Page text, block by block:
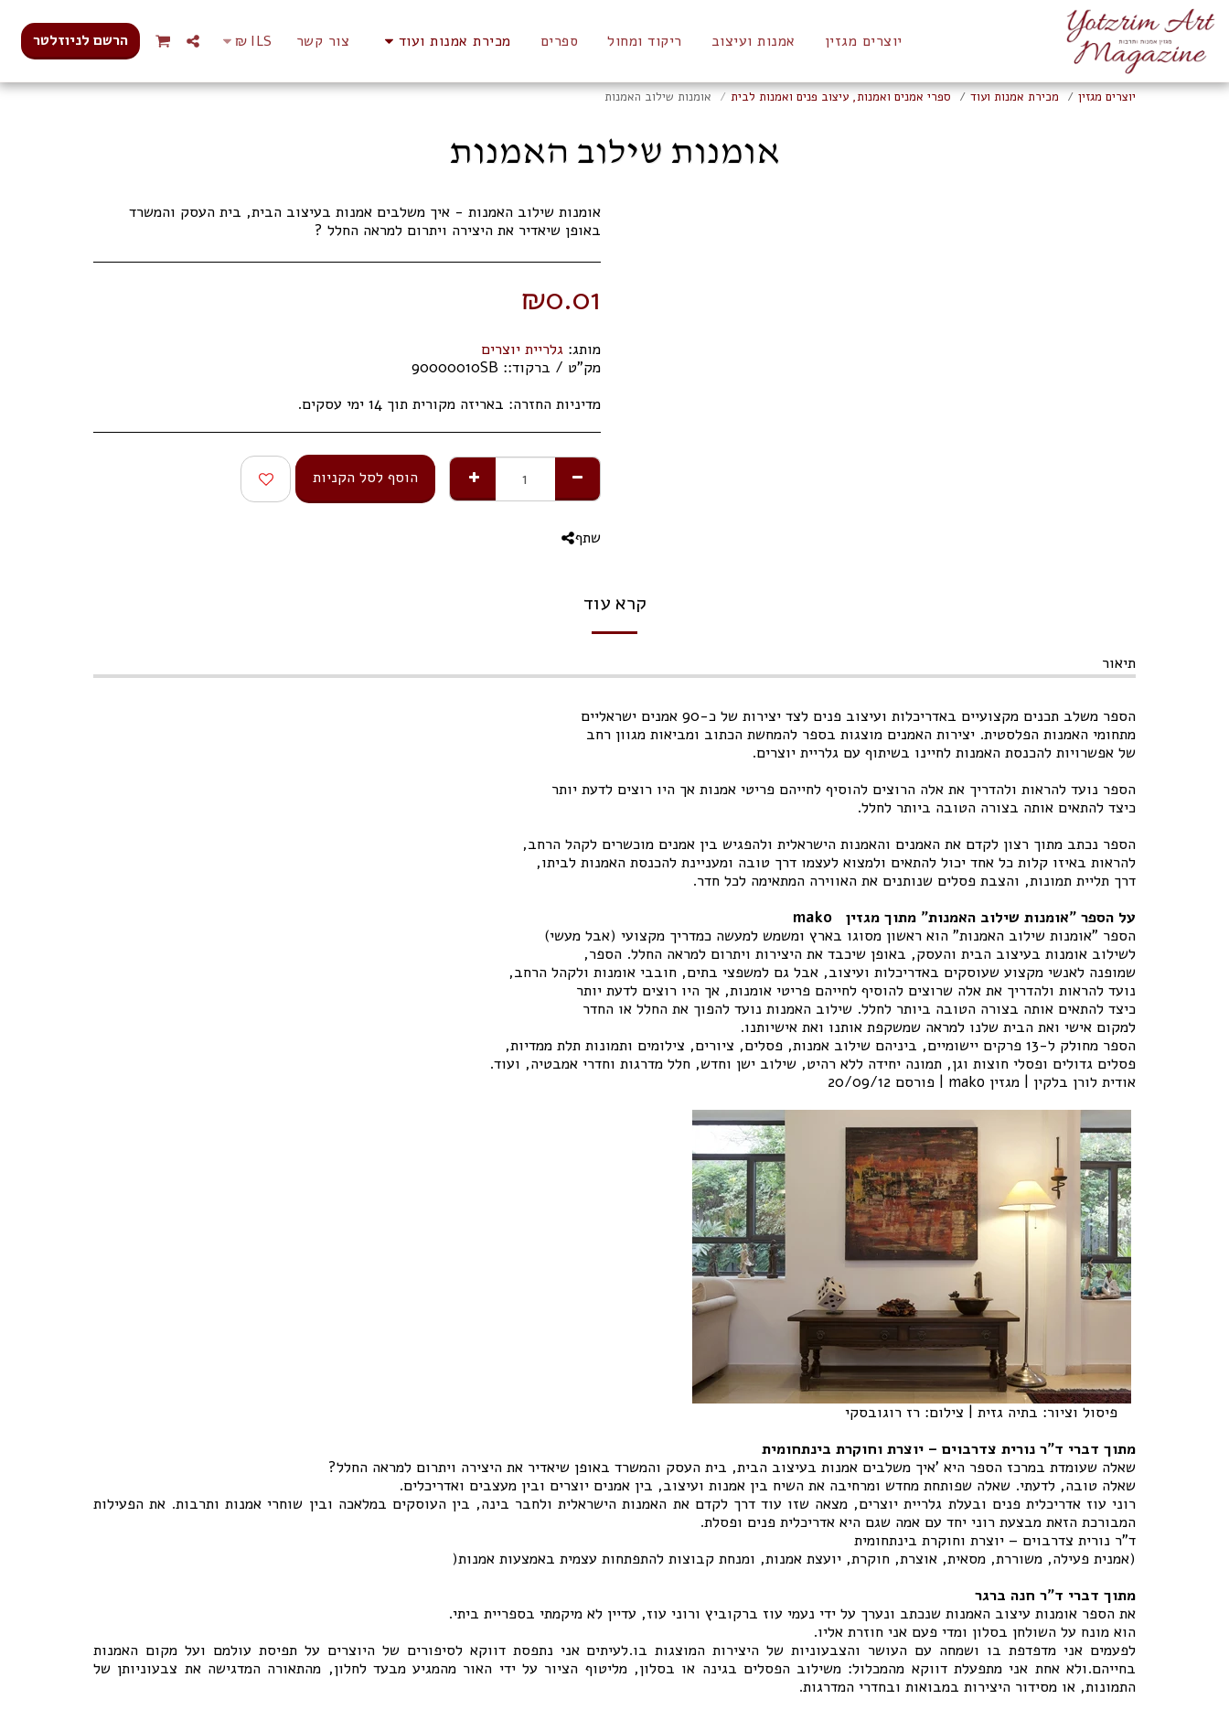
יוצרים מגזין אמנות ועיצוב ריקוד ומחול ספרים מכירת אמנות ועוד צור קשר ILS
₪ הרשם לניוזלטר
יוצרים מגזין מכירת אמנות ועוד ספרי אמנים ואמנות, עיצוב פנים ואמנות לבית אומנות שילוב האמנות
אומנות שילוב האמנות
אומנות שילוב האמנות - איך משלבים אמנות בעיצוב הבית, בית העסק והמשרד
באופן שיאדיר את היצירה ויתרום למראה החלל ?
₪0.01
מותג: גלריית יוצרים
מק"ט / ברקוד:: 90000010SB
מדיניות החזרה: באריזה מקורית תוך 14 ימי עסקים.
הוסף לסל הקניות
שתף
קרא עוד
תיאור
הספר משלב תכנים מקצועיים באדריכלות ועיצוב פנים לצד יצירות של כ-90 אמנים ישראליים
מתחומי האמנות הפלסטית. יצירות האמנים מוצגות בספר להמחשת הכתוב ומביאות מגוון רחב
של אפשרויות להכנסת האמנות לחיינו בשיתוף עם גלריית יוצרים.
הספר נועד להראות ולהדריך את אלה הרוצים להוסיף לחייהם פריטי אמנות אך היו רוצים לדעת יותר
כיצד להתאים אותה בצורה הטובה ביותר לחלל.
הספר נכתב מתוך רצון לקדם את האמנים והאמנות הישראלית ולהפגיש בין אמנים מוכשרים לקהל הרחב,
להראות באיזו קלות כל אחד יכול להתאים ולמצוא לעצמו דרך טובה ומעניינת להכנסת האמנות לביתו,
דרך תליית תמונות, והצבת פסלים שנותנים את האווירה המתאימה לכל חדר.
על הספר "אומנות שילוב האמנות" מתוך מגזין
הספר "אומנות שילוב האמנות" הוא ראשון מסוגו בארץ ומשמש למעשה כמדריך מקצועי (אבל מעשי)
לשילוב אומנות בעיצוב הבית והעסק, באופן שיכבד את היצירות ויתרום למראה החלל. הספר,
שמופנה לאנשי מקצוע שעוסקים באדריכלות ועיצוב, אבל גם למשפצי בתים, חובבי אומנות ולקהל הרחב,
נועד להראות ולהדריך את אלה שרוצים להוסיף לחייהם פריטי אומנות, אך היו רוצים לדעת יותר
כיצד להתאים אותה בצורה הטובה ביותר לחלל. שילוב האמנות נועד להפוך את החלל או החדר
למקום אישי ואת הבית שלנו למראה שמשקפת אותנו ואת אישיותנו.
הספר מחולק ל-13 פרקים יישומיים, ביניהם שילוב אמנות, פסלים, ציורים, צילומים ותמונות תלת ממדיות,
פסלים גדולים ופסלי חוצות וגן, תמונה יחידה ללא רהיט, שילוב ישן וחדש, חלל מדרגות וחדרי אמבטיה, ועוד.
אודית לורן בלקין | מגזין mako | פורסם 20/09/12
פיסול וציור: בתיה גזית | צילום: רז רוגובסקי
מתוך דברי ד"ר נורית צדרבוים – יוצרת וחוקרת בינתחומית
שאלה שעומדת במרכז הספר היא 'איך משלבים אמנות בעיצוב הבית, בית העסק והמשרד באופן שיאדיר את היצירה ויתרום למראה החלל?
שאלה טובה, לדעתי. שאלה שפותחת מחדש ומרחיבה את השיח בין אמנות ועיצוב, בין אמנים יוצרים ובין מעצבים ואדריכלים.
רוני עוז אדריכלית פנים ובעלת גלריית יוצרים, מצאה שזו עוד דרך לקדם את האמנות הישראלית ולחבר בינה, בין העוסקים במלאכה ובין שוחרי אמנות ותרבות. את הפעילות
המבורכת הזאת מבצעת רוני יחד עם אמה שגם היא אדריכלית פנים ופסלת.
ד"ר נורית צדרבוים – יוצרת וחוקרת בינתחומית
(אמנית פעילה, משוררת, מסאית, אוצרת, חוקרת, יועצת אמנות, ומנחת קבוצות להתפתחות עצמית באמצעות אמנות(
מתוך דברי ד"ר חנה ברגר
את הספר אומנות עיצוב האמנות שנכתב ונערך על ידי נעמי עוז ברקוביץ ורוני עוז, עדיין לא מיקמתי בספריית ביתי.
הוא מונח על השולחן בסלון ומדי פעם אני חוזרת אליו.
לפעמים אני מדפדפת בו ושמחה עם העושר והצבעוניות של היצירות המוצגות בו.לעיתים אני נתפסת דווקא לסיפורים של היוצרים על תפיסת עולמם ועל מקום האמנות
בחייהם.ולא אחת אני מתפעלת דווקא מהמכלול: משילוב הפסלים בגינה או בסלון, מליטוף הציור על ידי האור מהמגיע מבעד לחלון, מהתאורה המדגישה את צבעוניותן של
התמונות, או מסידור היצירות במבואות ובחדרי המדרגות.